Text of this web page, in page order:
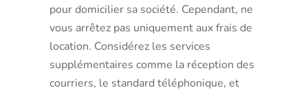
pour domicilier sa société. Cependant, ne
vous arrêtez pas uniquement aux frais de
location. Considérez les services
supplémentaires comme la réception des
courriers, le standard téléphonique, et